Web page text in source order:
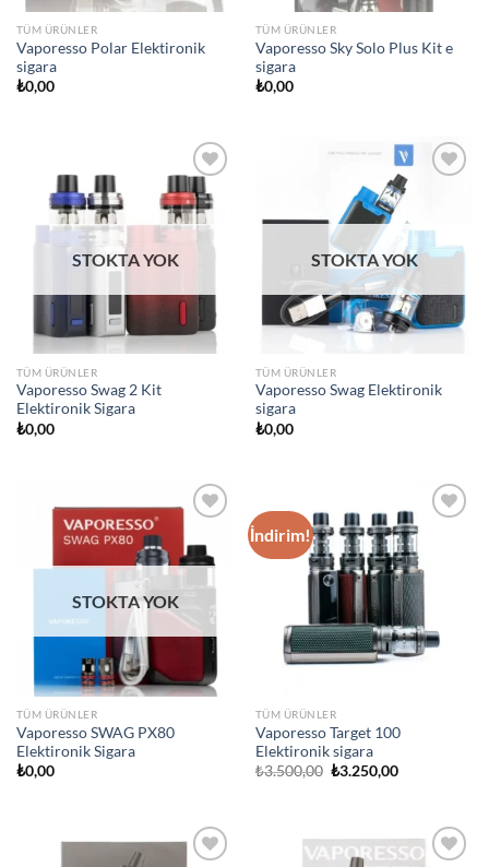
TÜM ÜRÜNLER
Vaporesso Polar Elektironik
sigara
₺0,00
TÜM ÜRÜNLER
Vaporesso Sky Solo Plus Kit e
sigara
₺0,00
Add to
wishlist
STOKTA YOK
TÜM ÜRÜNLER
Vaporesso Swag 2 Kit
Elektironik Sigara
₺0,00
STOKTA YOK
TÜM ÜRÜNLER
Vaporesso Swag Elektironik
sigara
₺0,00
wishlist
STOKTA YOK
TÜM ÜRÜNLER
Vaporesso SWAG PX80
Elektironik Sigara
₺0,00
İndirim!
TÜM ÜRÜNLER
Vaporesso Target 100
Elektironik sigara
₺3.500,00 Orijinal
₺3.250,00Şu